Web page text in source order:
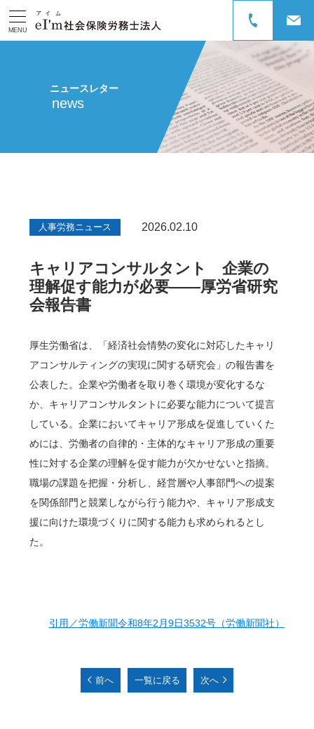
MENU
ニュースレター
news
人事労務ニュース 2026.02.10
キャリアコンサルタント 企業の
理解促す能力が必要――厚労省研究
会報告書
厚生労働省は、「経済社会情勢の変化に対応したキャリ
アコンサルティングの実現に関する研究会」の報告書を
公表した。企業や労働者を取り巻く環境が変化するな
か、キャリアコンサルタントに必要な能力について提言
している。企業においてキャリア形成を促進していくた
めには、労働者の自律的・主体的なキャリア形成の重要
性に対する企業の理解を促す能力が欠かせないと指摘。
職場の課題を把握・分析し、経営層や人事部門への提案
を関係部門と競業しながら行う能力や、キャリア形成支
援に向けた環境づくりに関する能力も求められるとし
た。
引用／労働新聞令和8年2月9日3532号（労働新聞社）
前へ 一覧に戻る 次へ